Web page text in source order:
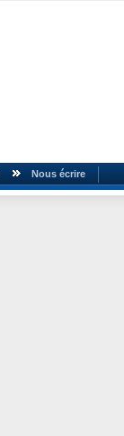
Nous écrire